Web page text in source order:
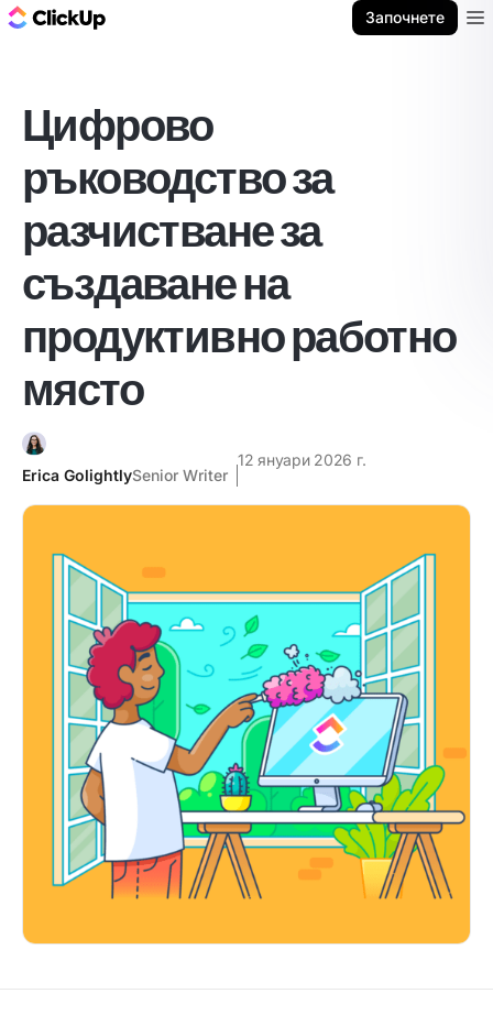
Започнете
Цифрово
ръководство за
разчистване за
създаване на
продуктивно работно
място
Erica GolightlySenior Writer
12 януари 2026 г.